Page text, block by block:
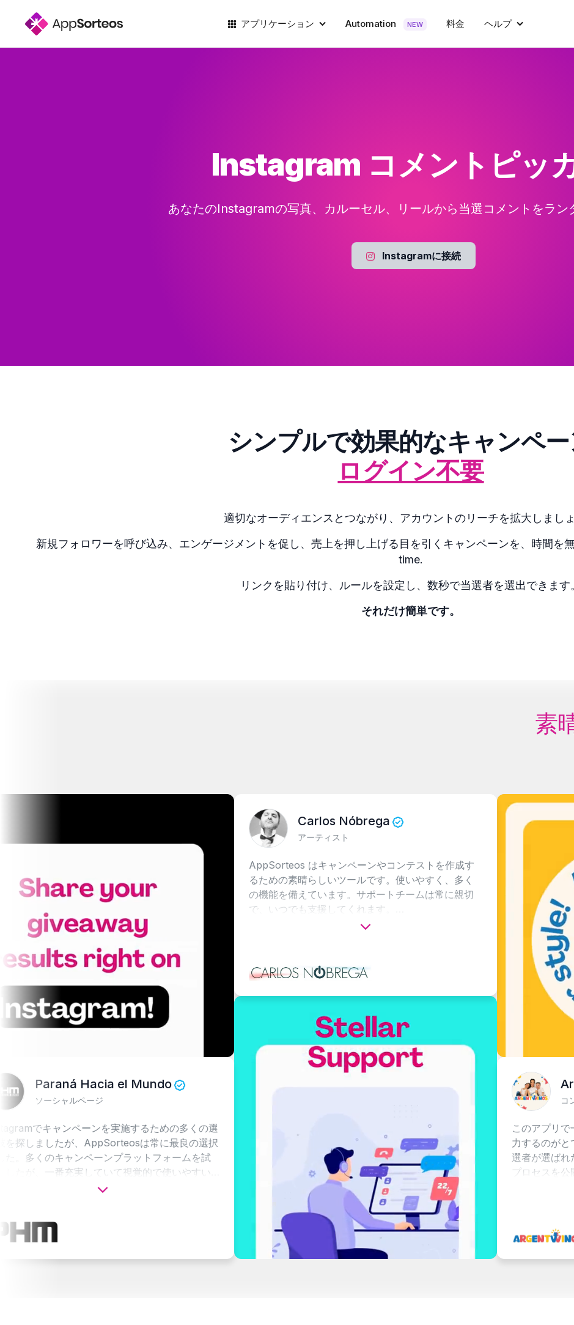
アプリケーション Automation NEW 料金 ヘルプ
Instagram コメントピッ
あなたのInstagramの写真、カルーセル、リールから当選コメントをラン
Instagramに接続
シンプルで効果的なキャンペ
ログイン不要
適切なオーディエンスとつながり、アカウントのリーチを拡大しましょ
新規フォロワーを呼び込み、エンゲージメントを促し、売上を押し上げる目を引くキャンペーンを、時間
time.
リンクを貼り付け、ルールを設定し、数秒で当選者を選出できます
それだけ簡単です。
素
Hacia el Mundo
ーシャルページ
キャンペーンを実施するための多くの選
したが、AppSorteosは常に最良の選択
のキャンペーンプラットフォームを試
一番充実していて視覚的で使いやすい
AppSorteosに戻ってきます.
います.
一つは？キャンペーン投稿上で当選者
ントで発表できる機能です。
Carlos Nóbrega
アーティスト
AppSorteos はキャンペーンやコンテストを作成す
るための素晴らしいツールです。使いやすく、多く
の機能を備えています。サポートチームは常に親切
で、いつでも支援してくれます。
コンテンツ
このアプリで一番良
力するのがとても簡
選者が選ばれたこと
プロセスを公開して
く実施されたことを
と一緒に共有するた
に入りました。
他の種類のキャンペ